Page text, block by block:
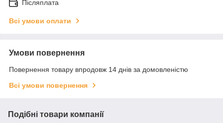
Післяплата
Всі умови оплати
Умови повернення
Повернення товару впродовж 14 днів за домовленістю
Всі умови повернення
Подібні товари компанії